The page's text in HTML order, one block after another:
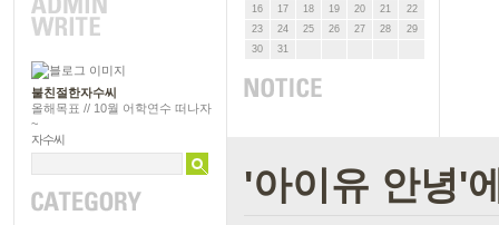
불친절한자수씨
올해목표 // 10월 어학연수 떠나자
~
자수씨
16
17 18 19 20 21
22
23
24 25 26 27 28
29
30
31
'아이유 안녕'